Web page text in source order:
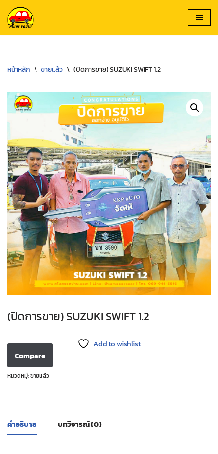
Skip
to
หน้าหลัก \ ขายแล้ว \ (ปิดการขาย) SUZUKI SWIFT 1.2
(ปิดการขาย) SUZUKI SWIFT 1.2
Add to wishlist
Compare
หมวดหมู่:ขายแล้ว
คำอธิบาย บทวิจารณ์ (0)